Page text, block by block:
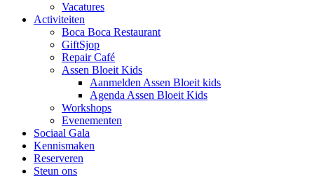
Vacatures
Activiteiten
Boca Boca Restaurant
GiftSjop
Repair Café
Assen Bloeit Kids
Aanmelden Assen Bloeit kids
Agenda Assen Bloeit Kids
Workshops
Evenementen
Sociaal Gala
Kennismaken
Reserveren
Steun ons